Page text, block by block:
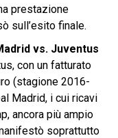
prestazione
sull’esito finale.
vs. Juventus
con un fatturato
(stagione 2016-
Madrid, i cui ricavi
ancora più ampio
soprattutto